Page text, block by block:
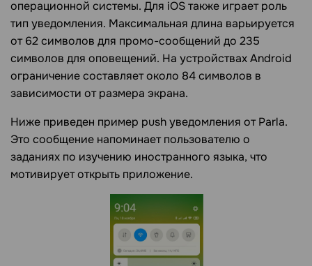
операционной системы. Для iOS также играет роль
тип уведомления. Максимальная длина варьируется
от 62 символов для промо-сообщений до 235
символов для оповещений. На устройствах Android
ограничение составляет около 84 символов в
зависимости от размера экрана.
Ниже приведен пример push уведомления от Parla.
Это сообщение напоминает пользователю о
заданиях по изучению иностранного языка, что
мотивирует открыть приложение.